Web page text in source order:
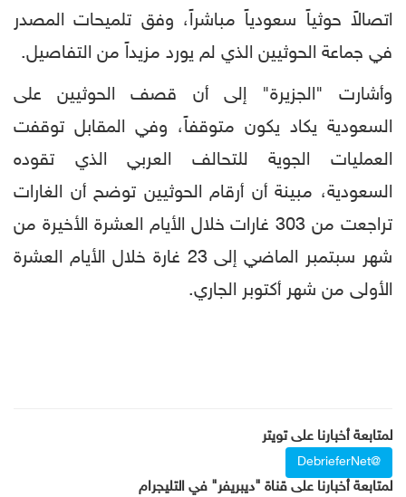
اتصالاً حوثياً سعودياً مباشراً، وفق تلميحات المصدر
في جماعة الحوثيين الذي لم يورد مزيداً من التفاصيل.
وأشارت "الجزيرة" إلى أن قصف الحوثيين على
السعودية يكاد يكون متوقفاً، وفي المقابل توقفت
العمليات الجوية للتحالف العربي الذي تقوده
السعودية، مبينة أن أرقام الحوثيين توضح أن الغارات
تراجعت من 303 غارات خلال الأيام العشرة الأخيرة من
شهر سبتمبر الماضي إلى 23 غارة خلال الأيام العشرة
الأولى من شهر أكتوبر الجاري.
لمتابعة أخبارنا على تويتر
@DebrieferNet
لمتابعة أخبارنا على قناة "ديبريفر" في التليجرام